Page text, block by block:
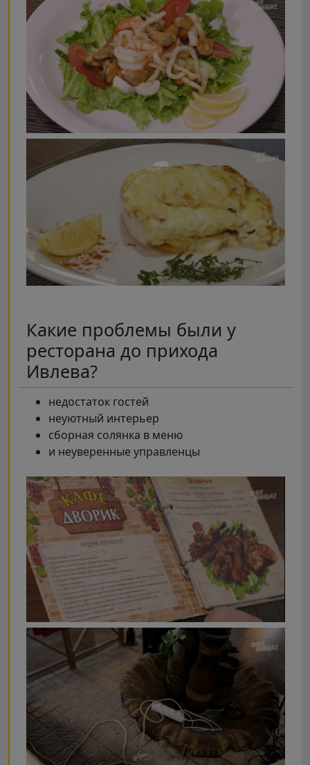
Какие проблемы были у
ресторана до прихода
Ивлева?
недостаток гостей
неуютный интерьер
сборная солянка в меню
и неуверенные управленцы